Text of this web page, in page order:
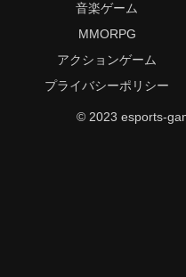
音楽ゲーム
MMORPG
アクションゲーム
プライバシーポリシー
© 2023 esports-